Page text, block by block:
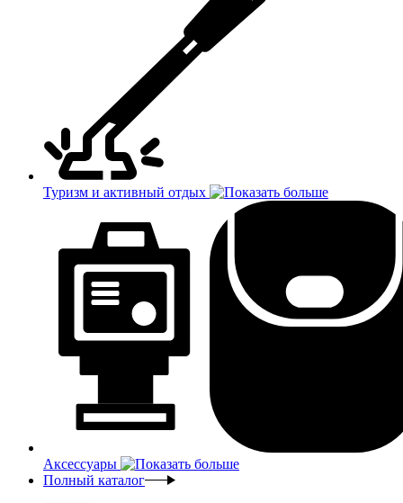
Туризм и активный отдых
Аксессуары
Полный каталог